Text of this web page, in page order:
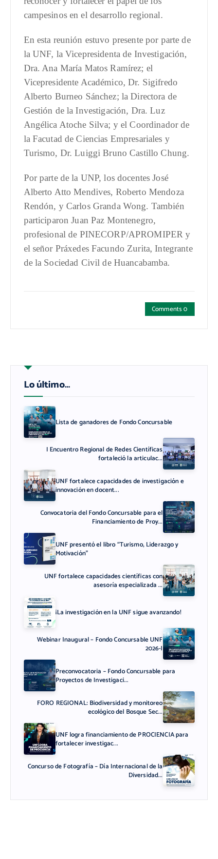
campesinos en el desarrollo regional.
En esta reunión estuvo presente por parte de
la UNF, la Vicepresidenta de Investigación,
Dra. Ana María Matos Ramírez; el
Vicepresidente Académico, Dr. Sigifredo
Alberto Burneo Sánchez; la Directora de
Gestión de la Investigación, Dra. Luz
Angélica Atoche Silva; y el Coordinador de
la Facutad de Ciencias Empresariales y
Turismo, Dr. Luiggi Bruno Castillo Chung.
Por parte de la UNP, los docentes José
Alberto Atto Mendives, Roberto Mendoza
Rendón, y Carlos Granda Wong. También
participaron Juan Paz Montenegro,
profesional de PINECORP/APROMIPER y
el señor Práxedes Facundo Zurita, Integrante
de la Sociedad Civil de Huancabamba.
Comments 0
Lo último…
Lista de ganadores de Fondo Concursable
I Encuentro Regional de Redes Científicas
fortaleció la articulac...
UNF fortalece capacidades de investigación e
innovación en docent...
Convocatoria del Fondo Concursable para el
Financiamiento de Proy...
UNF presentó el libro “Turismo, Liderazgo y
Motivación”
UNF fortalece capacidades científicas con
asesoría especializada ...
¡La investigación en la UNF sigue avanzando!
Webinar Inaugural – Fondo Concursable UNF
2026-I
Preconvocatoria – Fondo Concursable para
Proyectos de Investigaci...
FORO REGIONAL: Biodiversidad y monitoreo
ecológico del Bosque Sec...
UNF logra financiamiento de PROCIENCIA para
fortalecer investigac...
Concurso de Fotografía – Día Internacional de la
Diversidad...